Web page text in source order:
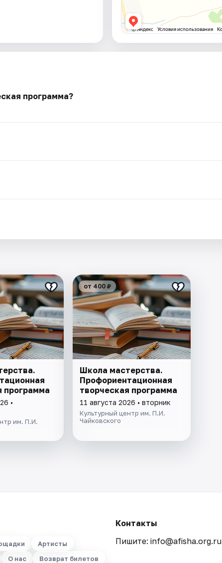
программа?
программа
•
им. П.И.
от 400 ₽
Школа мастерства.
Профориентационная
творческая программа
11 августа 2026 • вторник
Культурный центр им. П.И.
Чайковского
Артисты
О нас Возврат билетов
Контакты
Пишите: info@afisha.org.ru